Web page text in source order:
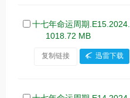
十七年命运周期
1018.72 MB
复制链接 迅雷下载